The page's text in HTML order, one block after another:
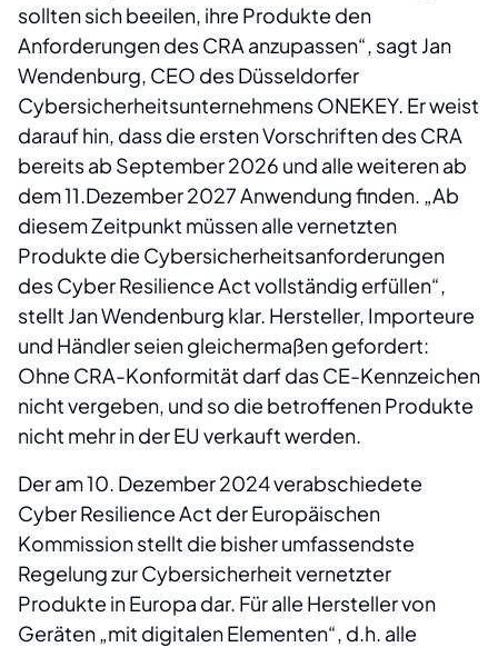
sollten sich beeilen, ihre Produkte den
Anforderungen des CRA anzupassen“, sagt Jan
Wendenburg, CEO des Düsseldorfer
Cybersicherheitsunternehmens ONEKEY. Er weist
darauf hin, dass die ersten Vorschriften des CRA
bereits ab September 2026 und alle weiteren ab
dem 11.Dezember 2027 Anwendung finden. „Ab
diesem Zeitpunkt müssen alle vernetzten
Produkte die Cybersicherheitsanforderungen
des Cyber Resilience Act vollständig erfüllen“,
stellt Jan Wendenburg klar. Hersteller, Importeure
und Händler seien gleichermaßen gefordert:
Ohne CRA-Konformität darf das CE-Kennzeichen
nicht vergeben, und so die betroffenen Produkte
nicht mehr in der EU verkauft werden.
Der am 10. Dezember 2024 verabschiedete
Cyber Resilience Act der Europäischen
Kommission stellt die bisher umfassendste
Regelung zur Cybersicherheit vernetzter
Produkte in Europa dar. Für alle Hersteller von
Geräten „mit digitalen Elementen“, d.h. alle